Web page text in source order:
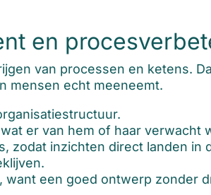
en
van processen en ketens.
mensen echt meeneemt.
er van hem of haar verwacht
zodat inzichten direct landen in
een goed ontwerp zonder